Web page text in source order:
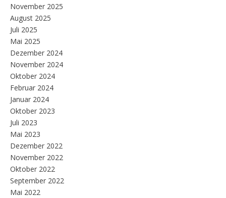
November 2025
August 2025
Juli 2025
Mai 2025
Dezember 2024
November 2024
Oktober 2024
Februar 2024
Januar 2024
Oktober 2023
Juli 2023
Mai 2023
Dezember 2022
November 2022
Oktober 2022
September 2022
Mai 2022